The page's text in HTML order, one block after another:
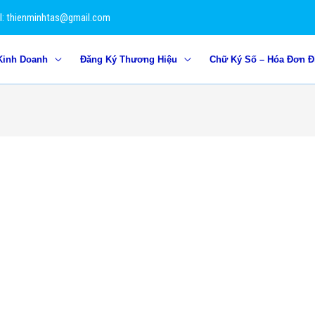
thienminhtas@gmail.com
Doanh Đăng Ký Thương Hiệu Chữ Ký Số – Hóa Đơn